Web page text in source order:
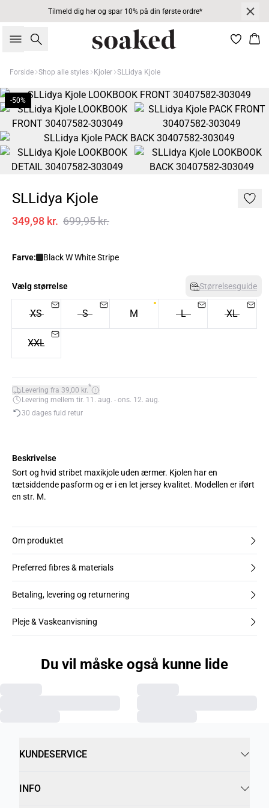
Tilmeld dig her og spar 10% på din første ordre*
Søg
Forside Shop alle styles Kjoler SLLidya Kjole
-50%
SLLidya Kjole
349,98 kr. 699,95 kr.
Farve: Black W White Stripe
Vælg størrelse Størrelsesguide
XS S M L XL
XXL
Levering fra 39,00 kr.*
Levering mellem tir. 11. aug. - ons. 12. aug.
30 dages fuld retur
Beskrivelse
Sort og hvid stribet maxikjole uden ærmer. Kjolen har en
tætsiddende pasform og er i en let jersey kvalitet. Modellen er iført
en str. M.
Om produktet
Preferred fibres & materials
Betaling, levering og returnering
Pleje & Vaskeanvisning
Du vil måske også kunne lide
KUNDESERVICE
INFO